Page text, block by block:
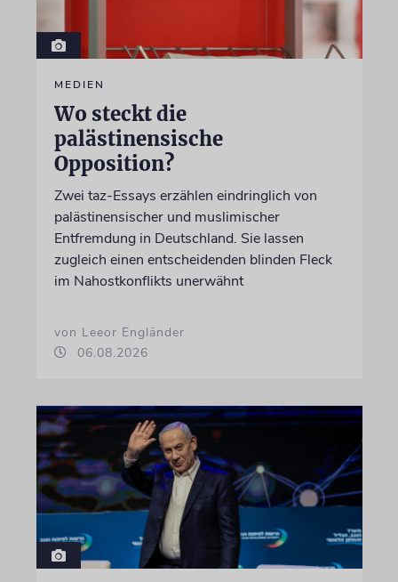
MEDIEN
Wo steckt die
palästinensische
Opposition?
Zwei taz-Essays erzählen eindringlich von
palästinensischer und muslimischer
Entfremdung in Deutschland. Sie lassen
zugleich einen entscheidenden blinden Fleck
im Nahostkonflikts unerwähnt
von Leeor Engländer
06.08.2026